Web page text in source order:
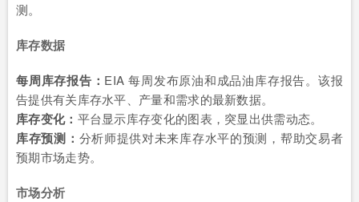
测。
库存数据
每周库存报告： EIA 每周发布原油和成品油库存报告。该报
告提供有关库存水平、产量和需求的最新数据。
库存变化： 平台显示库存变化的图表，突显出供需动态。
库存预测： 分析师提供对未来库存水平的预测，帮助交易者
预期市场走势。
市场分析